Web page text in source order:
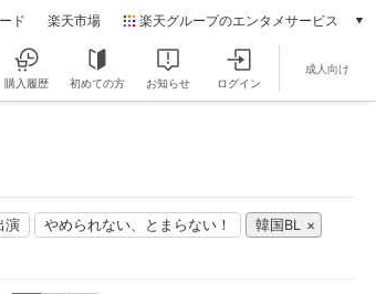
ド 楽天市場 楽天グループのエンタメサービス
本/ゲーム/CD/DVD
雑誌読み放題
楽天マガジン
動画配信
購入履歴 初めての方 お知らせ ログイン
成人向け
演 やめられない、とまらない！
韓国BL